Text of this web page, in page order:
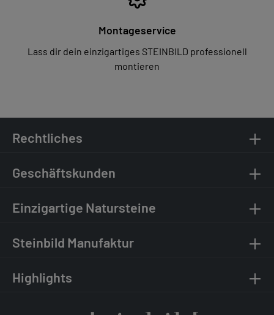
Montageservice
Lass dir dein einzigartiges STEINBILD professionell
montieren
Rechtliches
Geschäftskunden
Einzigartige Natursteine
Steinbild Manufaktur
Highlights